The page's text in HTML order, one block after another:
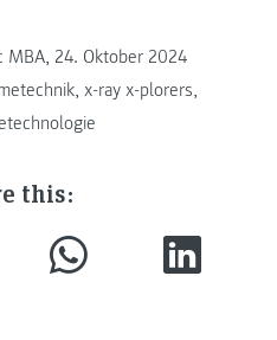
MBA, 24. Oktober 2024
, x-ray x-plorers,
this: